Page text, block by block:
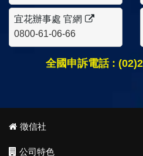
宜花辦事處 官網
0800-61-06-66
全國申訴電話 :
徵信社
公司特色